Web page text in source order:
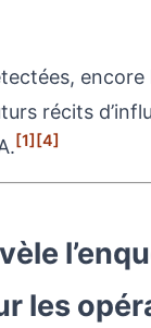
récits
[1][4]
les